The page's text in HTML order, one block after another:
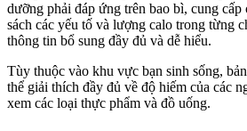
dưỡng phải đáp ứng trên bao bì, cung
sách các yếu tố và lượng calo trong từng
thông tin bổ sung đầy đủ và dễ hiểu.
Tùy thuộc vào khu vực bạn sinh sống,
thể giải thích đầy đủ về độ hiếm của các
xem các loại thực phẩm và đồ uống.